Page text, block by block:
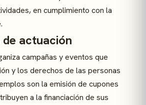
en cumplimiento con la
actuación
campañas y eventos que
y los derechos de las personas
son la emisión de cupones
a la financiación de sus